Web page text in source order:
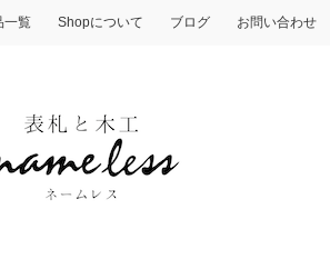
一覧 Shopについて ブログ お問い合わせ